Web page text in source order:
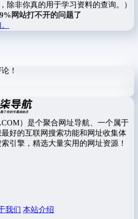
除非你真的用于学习资料的查询。）
网站打不开的问题了
！
）是个聚合网址导航、一个属于
好的互联网搜索功能和网址收集体
引擎，精选大量实用的网址资源！
我们 本站介绍